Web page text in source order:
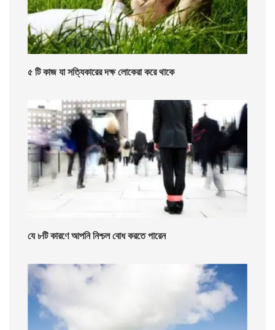
৫ টি কাজ যা সত্যিকারের দক্ষ লোকেরা করে থাকে
যে ৮টি কারণে আপনি নিশ্চল বোধ করতে পারেন